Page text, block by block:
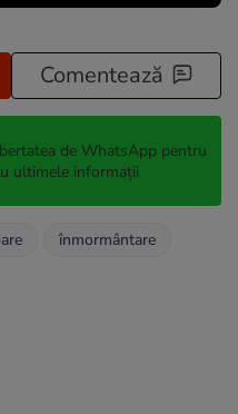
Comentează
de WhatsApp pentru
ultimele informații
înmormântare